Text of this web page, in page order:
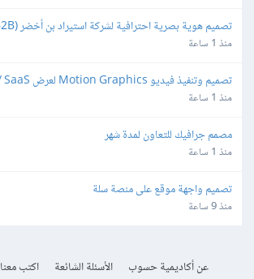
تصميم هوية بصرية احترافية لشركة استيراد بن أخضر (B2B)
منذ 1 ساعة
تصميم وتنفيذ فيديو Motion Graphics لعرض Web System / SaaS
منذ 1 ساعة
مصمم جرافيك للتعاون لمدة شهر
منذ 1 ساعة
تصميم واجهة موقع على منصة سلة
منذ 9 ساعة
عن أكاديمية حسوب الأسئلة الشائعة اكتب معنا